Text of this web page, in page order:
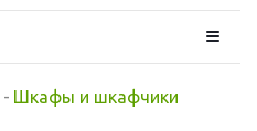
- Шкафы и шкафчики